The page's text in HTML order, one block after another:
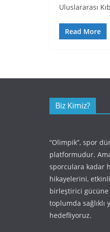
Uluslararası
Read More
Biz Kimiz?
“Olimpik”, spor
platformudur.
sporculara kadar
hikayelerini,
birleştirici gücüne
toplumda sağlıklı
hedefliyoruz.